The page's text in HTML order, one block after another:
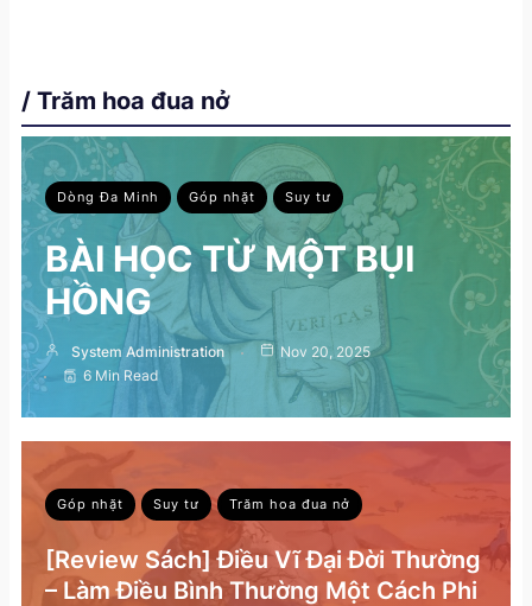
/ Trăm hoa đua nở
Dòng Đa Minh Góp nhặt Suy tư
BÀI HỌC TỪ MỘT BỤI
HỒNG
System Administration
Nov 20, 2025
6 Min Read
Góp nhặt Suy tư Trăm hoa đua nở
[Review Sách] Điều Vĩ Đại Đời Thường
– Làm Điều Bình Thường Một Cách Phi